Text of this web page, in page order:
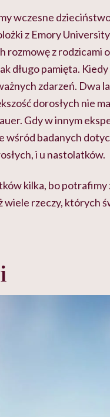
wczesne
z Emory
rozmowę z rodzicami
długo pamięta.
zdarzeń. Dwa
dorosłych nie
Gdy w innym
wśród badanych
i u nastolatków.
kilka, bo potrafimy
wiele rzeczy, których